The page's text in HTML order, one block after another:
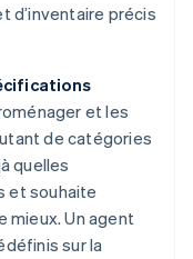
d’inventaire précis
et les
de catégories
quelles
et souhaite
mieux. Un agent
sur la